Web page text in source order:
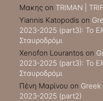
Μακης on TRIMAN |
Yiannis Katopodis on
2023-2025 (part3): Το
Σταυροδρόμι
Xenofon Lourantos on
2023-2025 (part3): Το
Σταυροδρόμι
Πένη Μαρίνου on Greek
2023-2025 (part2)